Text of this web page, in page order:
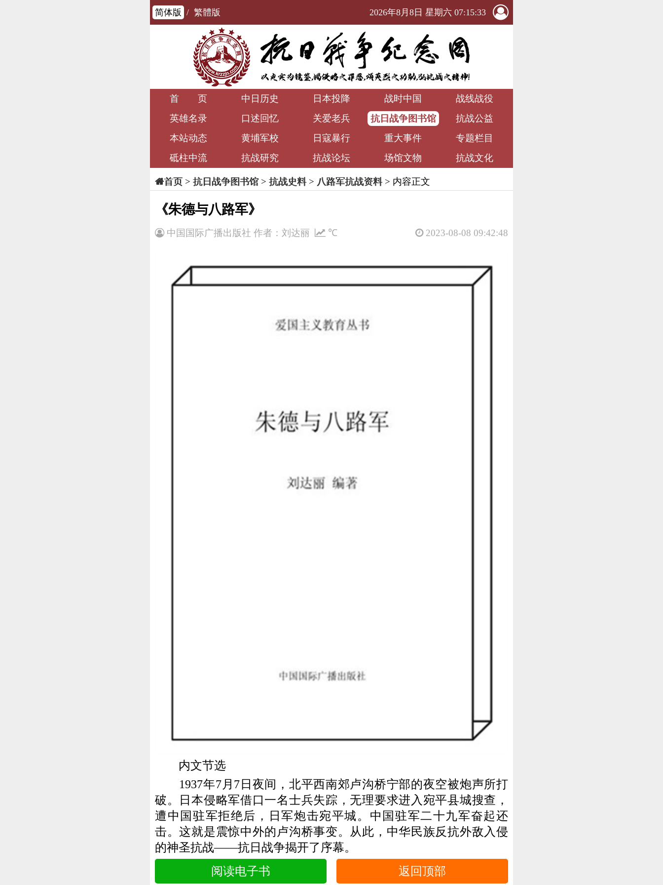
简体版 / 繁體版 2026年8月8日 星期六 07:15:33
首 页 中日历史 日本投降 战时中国
战线战役
英雄名录
口述回忆 关爱老兵 抗日战争图书馆
抗战公益
本站动态
黄埔军校 日寇暴行 重大事件
专题栏目
砥柱中流
抗战研究 抗战论坛 场馆文物 抗战文化
首页> 抗日战争图书馆 > 抗战史料> 八路军抗战资料> 内容正文
《朱德与八路军》
中国国际广播出版社 作者：刘达丽 2023-08-08 09:42:48
℃
内文节选
1937年7月7日夜间，北平西南郊卢沟桥宁部的夜空被炮声所打
破。日本侵略军借口一名士兵失踪，无理要求进入宛平县城搜查，
遭中国驻军拒绝后，日军炮击宛平城。中国驻军二十九军奋起还
击。这就是震惊中外的卢沟桥事变。从此，中华民族反抗外敌入侵
的神圣抗战——抗日战争揭开了序幕。
阅读电子书
返回顶部